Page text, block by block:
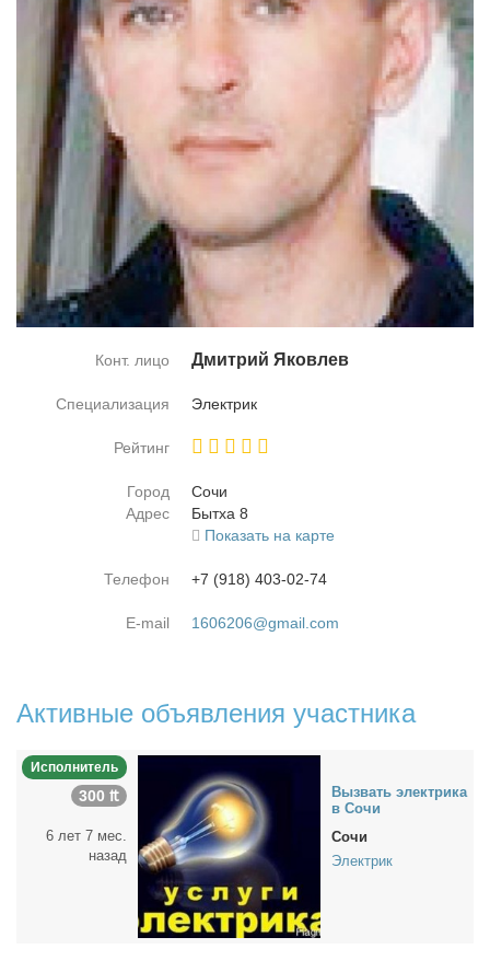
Конт. лицо Дмит­рий Яко­влев
Специализация Элек­трик
Рейтинг
Город
Со­чи
Адрес
Быт­ха 8
Показать на карте
Телефон +7 (918) 403-02-74
E-mail 1606206@gmail.com
Активные объявления участника
Исполнитель
300 ₶
6 лет 7 мес.
назад
Вы­звать элек­три­ка
в Со­чи
Сочи
Электрик